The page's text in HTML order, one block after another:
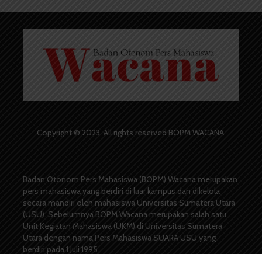
Copyright © 2023. All rights reserved BOPM WACANA.
Badan Otonom Pers Mahasiswa (BOPM) Wacana merupakan
pers mahasiswa yang berdiri di luar kampus dan dikelola
secara mandiri oleh mahasiswa Universitas Sumatera Utara
(USU). Sebelumnya BOPM Wacana merupakan salah satu
Unit Kegiatan Mahasiswa (UKM) di Universitas Sumatera
Utara dengan nama Pers Mahasiswa SUARA USU yang
berdiri pada 1 Juli 1995.